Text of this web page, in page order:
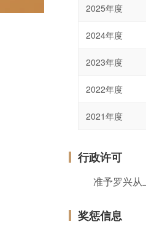
2025年度
2024年度
2023年度
2022年度
2021年度
行政许可
准予罗兴从
奖惩信息